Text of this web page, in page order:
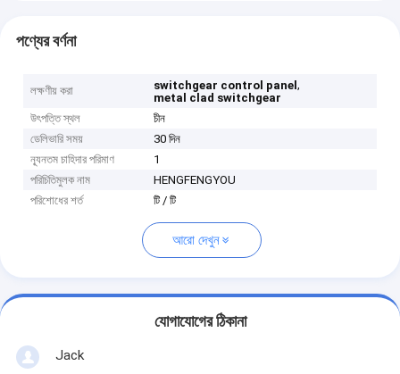
পণ্যের বর্ণনা
লক্ষণীয় করা switchgear control panel,
metal clad switchgear
উৎপত্তি স্থল
চীন
ডেলিভারি সময়
30 দিন
ন্যূনতম চাহিদার পরিমাণ
1
পরিচিতিমুলক নাম
HENGFENGYOU
পরিশোধের শর্ত
টি / টি
আরো দেখুন
যোগাযোগের ঠিকানা
Jack